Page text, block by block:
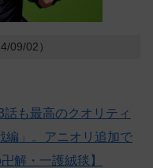
09/02）
話も最高のクオリティ
編」。アニオリ追加で
解・一護絨毯】